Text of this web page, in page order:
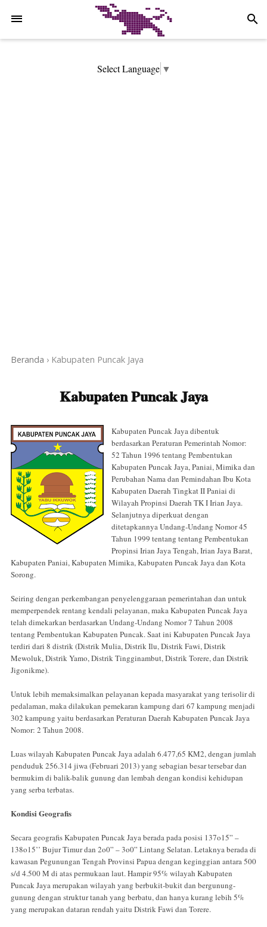
search
Select Language ▼
Beranda › Kabupaten Puncak Jaya
Kabupaten Puncak Jaya
Kabupaten Puncak Jaya dibentuk
berdasarkan Peraturan Pemerintah Nomor:
52 Tahun 1996 tentang Pembentukan
Kabupaten Puncak Jaya, Paniai, Mimika dan
Perubahan Nama dan Pemindahan Ibu Kota
Kabupaten Daerah Tingkat II Paniai di
Wilayah Propinsi Daerah TK I Irian Jaya.
Selanjutnya diperkuat dengan
ditetapkannya Undang-Undang Nomor 45
Tahun 1999 tentang tentang Pembentukan
Propinsi Irian Jaya Tengah, Irian Jaya Barat,
Kabupaten Paniai, Kabupaten Mimika, Kabupaten Puncak Jaya dan Kota
Sorong.
Seiring dengan perkembangan penyelenggaraan pemerintahan dan untuk
memperpendek rentang kendali pelayanan, maka Kabupaten Puncak Jaya
telah dimekarkan berdasarkan Undang-Undang Nomor 7 Tahun 2008
tentang Pembentukan Kabupaten Puncak. Saat ini Kabupaten Puncak Jaya
terdiri dari 8 distrik (Distrik Mulia, Distrik Ilu, Distrik Fawi, Distrik
Mewoluk, Distrik Yamo, Distrik Tingginambut, Distrik Torere, dan Distrik
Jigonikme).
Untuk lebih memaksimalkan pelayanan kepada masyarakat yang terisolir di
pedalaman, maka dilakukan pemekaran kampung dari 67 kampung menjadi
302 kampung yaitu berdasarkan Peraturan Daerah Kabupaten Puncak Jaya
Nomor: 2 Tahun 2008.
Luas wilayah Kabupaten Puncak Jaya adalah 6.477,65 KM2, dengan jumlah
penduduk 256.314 jiwa (Februari 2013) yang sebagian besar tersebar dan
bermukim di balik-balik gunung dan lembah dengan kondisi kehidupan
yang serba terbatas.
Kondisi Geografis
Secara geografis Kabupaten Puncak Jaya berada pada posisi 137o15” –
138o15’’ Bujur Timur dan 2o0” – 3o0” Lintang Selatan. Letaknya berada di
kawasan Pegunungan Tengah Provinsi Papua dengan keginggian antara 500
s/d 4.500 M di atas permukaan laut. Hampir 95% wilayah Kabupaten
Puncak Jaya merupakan wilayah yang berbukit-bukit dan bergunung-
gunung dengan struktur tanah yang berbatu, dan hanya kurang lebih 5%
yang merupakan dataran rendah yaitu Distrik Fawi dan Torere.